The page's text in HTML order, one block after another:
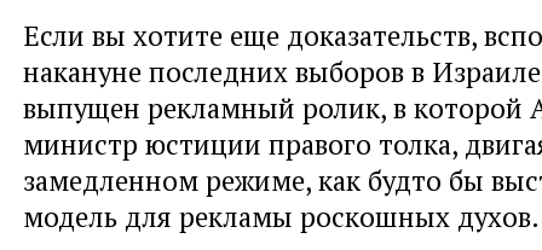
Если вы хотите еще доказательств,
накануне последних выборов в
выпущен рекламный ролик, в которой
министр юстиции правого толка,
замедленном режиме, как будто бы
модель для рекламы роскошных духов.